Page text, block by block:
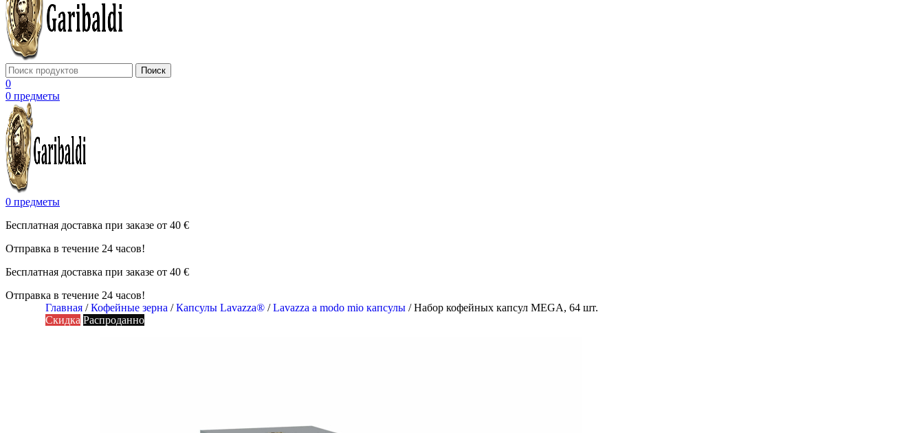
Поиск
0
0 предметы
0 предметы
Бесплатная доставка при заказе от 40 €
Отправка в течение 24 часов!
Бесплатная доставка при заказе от 40 €
Отправка в течение 24 часов!
Главная / Кофейные зерна / Капсулы Lavazza® / Lavazza a modo mio капсулы / Набор кофейных капсул MEGA, 64 шт.
Скидка Распроданно